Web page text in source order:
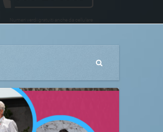
Numeri verdi gratuiti anche da cellulare